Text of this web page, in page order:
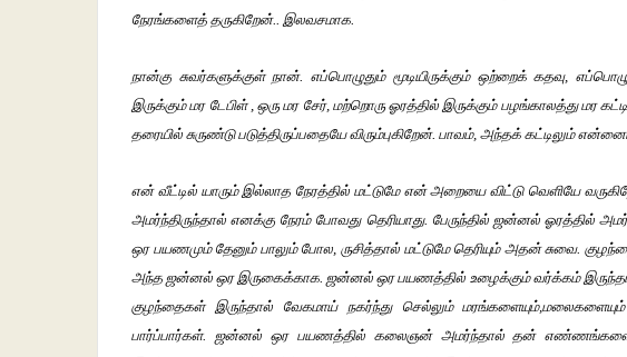
நேரங்களைத் தருகிறேன்.. இலவசமாக.
நான்கு சுவர்களுக்குள் நான். எப்பொழுதும் மூடியிருக்கும் ஒற்றைக் கதவு,
இருக்கும் மர டேபிள் , ஒரு மர சேர், மற்றொரு ஓரத்தில் இருக்கும் பழங்காலத்து மர
தரையில் சுருண்டு படுத்திருப்பதையே விரும்புகிறேன். பாவம், அந்தக் கட்டிலும்
என் வீட்டில் யாரும் இல்லாத நேரத்தில் மட்டுமே என் அறையை விட்டு வெளியே
அமர்ந்திருந்தால் எனக்கு நேரம் போவது தெரியாது. பேருந்தில் ஜன்னல் ஓரத்தில்
ஒர பயணமும் தேனும் பாலும் போல, ருசித்தால் மட்டுமே தெரியும் அதன் சுவை.
அந்த ஜன்னல் ஒர இருகைக்காக. ஜன்னல் ஒர பயணத்தில் உழைக்கும் வர்க்கம்
குழந்தைகள் இருந்தால் வேகமாய் நகர்ந்து செல்லும்
பார்ப்பார்கள். ஜன்னல் ஒர பயணத்தில் கலைஞன் அமர்ந்தால் தன்